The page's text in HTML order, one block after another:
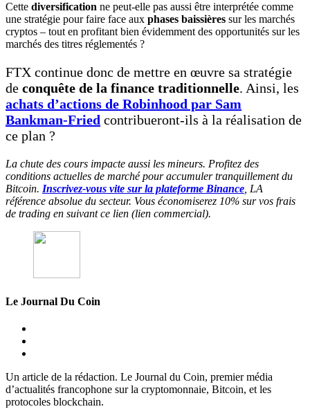
Cette diversification ne peut-elle pas aussi être interprétée comme
une stratégie pour faire face aux phases baissières sur les marchés
cryptos – tout en profitant bien évidemment des opportunités sur les
marchés des titres réglementés ?
FTX continue donc de mettre en œuvre sa stratégie
de conquête de la finance traditionnelle. Ainsi, les
achats d’actions de Robinhood par Sam
Bankman-Fried contribueront-ils à la réalisation de
ce plan ?
La chute des cours impacte aussi les mineurs. Profitez des
conditions actuelles de marché pour accumuler tranquillement du
Bitcoin. Inscrivez-vous vite sur la plateforme Binance , LA
référence absolue du secteur. Vous économiserez 10% sur vos frais
de trading en suivant ce lien (lien commercial).
Le Journal Du Coin
Un article de la rédaction. Le Journal du Coin, premier média
d’actualités francophone sur la cryptomonnaie, Bitcoin, et les
protocoles blockchain.